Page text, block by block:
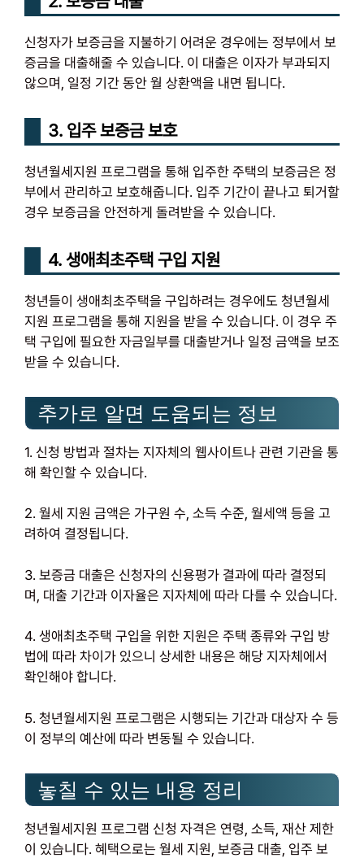
신청자가 보증금을 지불하기 어려운 경우에는 정부에서 보
증금을 대출해줄 수 있습니다. 이 대출은 이자가 부과되지
않으며, 일정 기간 동안 월 상환액을 내면 됩니다.
3. 입주 보증금 보호
청년월세지원 프로그램을 통해 입주한 주택의 보증금은 정
부에서 관리하고 보호해줍니다. 입주 기간이 끝나고 퇴거할
경우 보증금을 안전하게 돌려받을 수 있습니다.
4. 생애최초주택 구입 지원
청년들이 생애최초주택을 구입하려는 경우에도 청년월세
지원 프로그램을 통해 지원을 받을 수 있습니다. 이 경우 주
택 구입에 필요한 자금일부를 대출받거나 일정 금액을 보조
받을 수 있습니다.
추가로 알면 도움되는 정보
1. 신청 방법과 절차는 지자체의 웹사이트나 관련 기관을 통
해 확인할 수 있습니다.
2. 월세 지원 금액은 가구원 수, 소득 수준, 월세액 등을 고
려하여 결정됩니다.
3. 보증금 대출은 신청자의 신용평가 결과에 따라 결정되
며, 대출 기간과 이자율은 지자체에 따라 다를 수 있습니다.
4. 생애최초주택 구입을 위한 지원은 주택 종류와 구입 방
법에 따라 차이가 있으니 상세한 내용은 해당 지자체에서
확인해야 합니다.
5. 청년월세지원 프로그램은 시행되는 기간과 대상자 수 등
이 정부의 예산에 따라 변동될 수 있습니다.
놓칠 수 있는 내용 정리
청년월세지원 프로그램 신청 자격은 연령, 소득, 재산 제한
이 있습니다. 혜택으로는 월세 지원, 보증금 대출, 입주 보